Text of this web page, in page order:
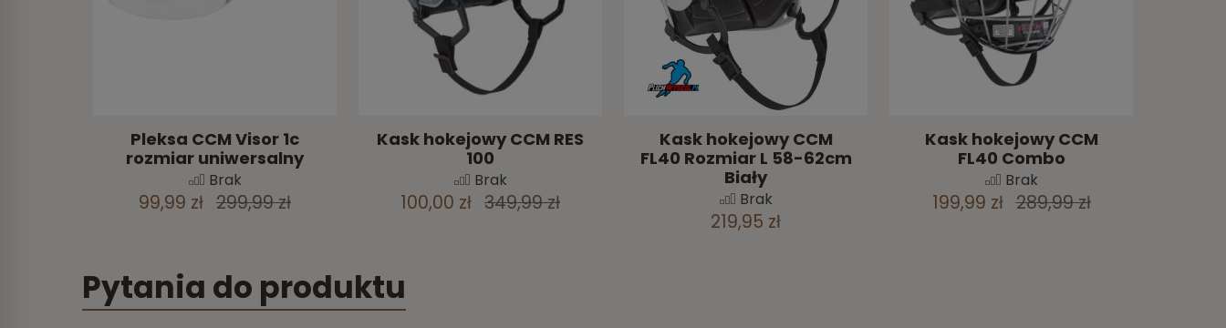
Pleksa CCM Visor 1c
rozmiar uniwersalny
Brak
99,99 zł 299,99 zł
Kask hokejowy CCM RES
100
Brak
100,00 zł 349,99 zł
Kask hokejowy CCM
FL40 Rozmiar L 58-62cm
Biały
Brak
219,95 zł
Kask hokejowy CCM
FL40 Combo
Brak
199,99 zł 289,99 zł
Pytania do produktu